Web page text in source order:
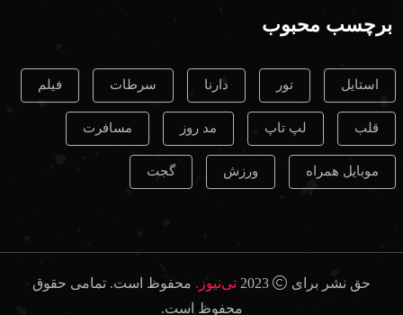
برچسب محبوب
استایل تور دارنا سرطات فیلم
قلب لپ تاپ مد روز مسافرت
موبایل همراه ورزش گجت
حق نشر برای تی‌نیوز. محفوظ است. تمامی حقوق
محفوظ است.